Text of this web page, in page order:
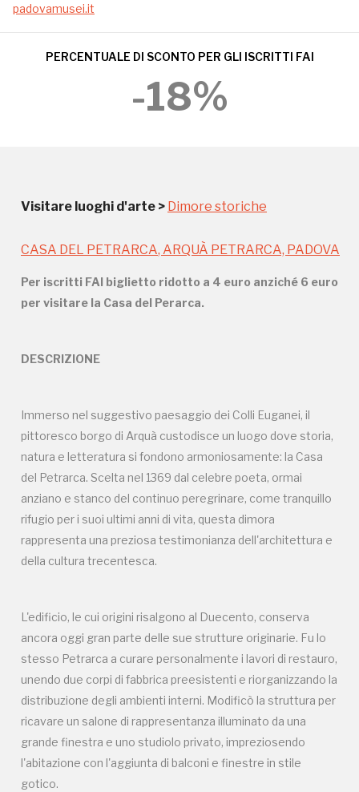
padovamusei.it
PERCENTUALE DI SCONTO PER GLI ISCRITTI FAI
-18%
Visitare luoghi d'arte > Dimore storiche
CASA DEL PETRARCA, ARQUÀ PETRARCA, PADOVA
Per iscritti FAI biglietto ridotto a 4 euro anziché 6 euro
per visitare la Casa del Perarca.
DESCRIZIONE
Immerso nel suggestivo paesaggio dei Colli Euganei, il
pittoresco borgo di Arquà custodisce un luogo dove storia,
natura e letteratura si fondono armoniosamente: la Casa
del Petrarca. Scelta nel 1369 dal celebre poeta, ormai
anziano e stanco del continuo peregrinare, come tranquillo
rifugio per i suoi ultimi anni di vita, questa dimora
rappresenta una preziosa testimonianza dell'architettura e
della cultura trecentesca.
L'edificio, le cui origini risalgono al Duecento, conserva
ancora oggi gran parte delle sue strutture originarie. Fu lo
stesso Petrarca a curare personalmente i lavori di restauro,
unendo due corpi di fabbrica preesistenti e riorganizzando la
distribuzione degli ambienti interni. Modificò la struttura per
ricavare un salone di rappresentanza illuminato da una
grande finestra e uno studiolo privato, impreziosendo
l'abitazione con l'aggiunta di balconi e finestre in stile
gotico.
oggi gran parte delle sue originarie strutture
della loggia.
Storico campagne in questo
luogo
2014, 2016, 2018, 2020, 2022
Convenzioni in questo luogo
CASA DEL PETRARCA
ARQUÀ PETRARCA, PADOVA